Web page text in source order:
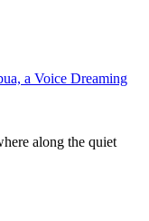
a Voice Dreaming
along the quiet